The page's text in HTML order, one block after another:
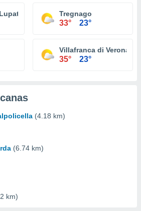
Tregnago
33° 23°
Villafranca di Verona
35° 23°
(4.18 km)
(6.74 km)
km)